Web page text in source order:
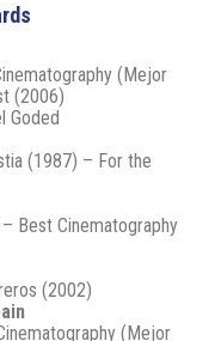
(Mejor
(2006)
Goded
(1987) – For the
Best Cinematography
(2002)
(Mejor